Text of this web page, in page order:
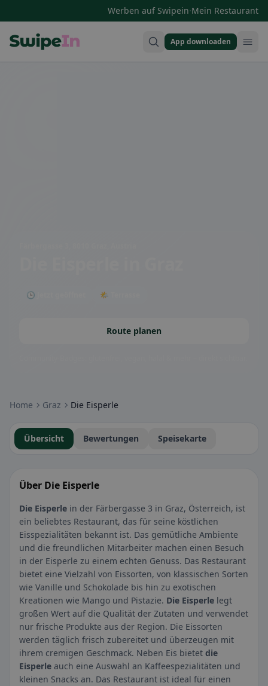
Werben auf Swipein·Mein Restaurant
App downloaden
🕒 Jetzt geöffnet 🌤 Terrasse
Route planen
Home Graz Die Eisperle
Übersicht Bewertungen Speisekarte
Über Die Eisperle
Die Eisperle in der Färbergasse 3 in Graz, Österreich, ist
ein beliebtes Restaurant, das für seine köstlichen
Eisspezialitäten bekannt ist. Das gemütliche Ambiente
und die freundlichen Mitarbeiter machen einen Besuch
in der Eisperle zu einem echten Genuss. Das Restaurant
bietet eine Vielzahl von Eissorten, von klassischen Sorten
wie Vanille und Schokolade bis hin zu exotischen
Kreationen wie Mango und Pistazie. Die Eisperle legt
großen Wert auf die Qualität der Zutaten und verwendet
nur frische Produkte aus der Region. Die Eissorten
werden täglich frisch zubereitet und überzeugen mit
ihrem cremigen Geschmack. Neben Eis bietet die
Eisperle auch eine Auswahl an Kaffeespezialitäten und
kleinen Snacks an. Das Restaurant ist ideal für einen